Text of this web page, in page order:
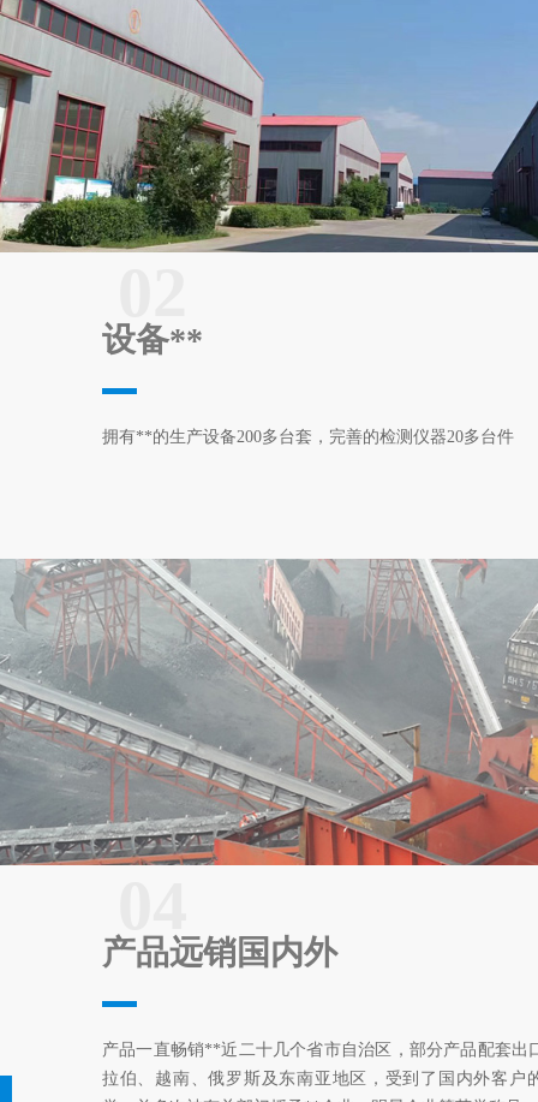
设备**
拥有**的生产设备200多台套，完善的检测仪器20多台件
产品远销国内外
产品一直畅销**近二十几个省市自治区，部分产品配套出
拉伯、越南、俄罗斯及东南亚地区，受到了国内外客户